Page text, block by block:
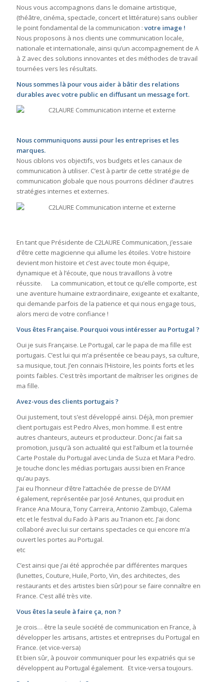
Nous vous accompagnons dans le domaine artistique,
(théâtre, cinéma, spectacle, concert et littérature) sans oublier
le point fondamental de la communication : votre image !
Nous proposons à nos clients une communication locale,
nationale et internationale, ainsi qu’un accompagnement de A
à Z avec des solutions innovantes et des méthodes de travail
tournées vers les résultats.
Nous sommes là pour vous aider à bâtir des relations
durables avec votre public en diffusant un message fort.
Nous communiquons aussi pour les entreprises et les
marques.
Nous ciblons vos objectifs, vos budgets et les canaux de
communication à utiliser. C’est à partir de cette stratégie de
communication globale que nous pourrons décliner d’autres
stratégies internes et externes.
En tant que Présidente de C2LAURE Communication, j’essaie
d’être cette magicienne qui allume les étoiles. Votre histoire
devient mon histoire et c’est avec toute mon équipe,
dynamique et à l’écoute, que nous travaillons à votre
réussite. La communication, et tout ce qu’elle comporte, est
une aventure humaine extraordinaire, exigeante et exaltante,
qui demande parfois de la patience et qui nous engage tous,
alors merci de votre confiance !
Vous êtes Française. Pourquoi vous intéresser au Portugal ?
Oui je suis Française. Le Portugal, car le papa de ma fille est
portugais. C’est lui qui m’a présentée ce beau pays, sa culture,
sa musique, tout. J’en connais l’Histoire, les points forts et les
points faibles. C’est très important de maîtriser les origines de
ma fille.
Avez-vous des clients portugais ?
Oui justement, tout s’est développé ainsi. Déjà, mon premier
client portugais est Pedro Alves, mon homme. Il est entre
autres chanteurs, auteurs et producteur. Donc j’ai fait sa
promotion, jusqu’à son actualité qui est l’album et la tournée
Carte Postale du Portugal avec Linda de Suza et Mara Pedro.
Je touche donc les médias portugais aussi bien en France
qu’au pays.
J’ai eu l’honneur d’être l’attachée de presse de DYAM
également, représentée par José Antunes, qui produit en
France Ana Moura, Tony Carreira, Antonio Zambujo, Calema
etc et le festival du Fado à Paris au Trianon etc. J’ai donc
collaboré avec lui sur certains spectacles ce qui encore m’a
ouvert les portes au Portugal.
etc
C’est ainsi que j’ai été approchée par différentes marques
(lunettes, Couture, Huile, Porto, Vin, des architectes, des
restaurants et des artistes bien sûr) pour se faire connaître en
France. C’est allé très vite.
Vous êtes la seule à faire ça, non ?
Je crois… être la seule société de communication en France, à
développer les artisans, artistes et entreprises du Portugal en
France. (et vice-versa)
Et bien sûr, à pouvoir communiquer pour les expatriés qui se
développent au Portugal également. Et vice-versa toujours.